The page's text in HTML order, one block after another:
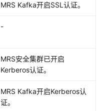
MRS Kafka开启SSL认证。
-
MRS安全集群已开启
Kerberos认证。
MRS Kafka开启Kerberos认
证。